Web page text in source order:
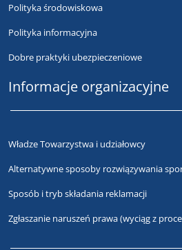
Polityka środowiskowa
Polityka informacyjna
Dobre praktyki ubezpieczeniowe
Informacje organizacyjne
Władze Towarzystwa i udziałowcy
Alternatywne sposoby rozwiązywania
Sposób i tryb składania reklamacji
Zgłaszanie naruszeń prawa (wyciąg z